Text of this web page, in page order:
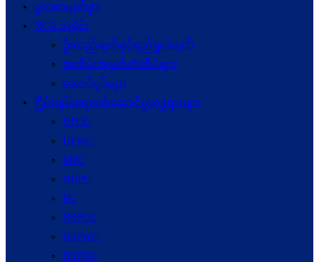
မူလစာမျက်နှာ
NCA သမိုင်း
ဦးတည်ချက်နှင့်ရည်ရွယ်ချက်
အထိမ်းအမှတ်တံဆိပ်များ
ဆောင်ပုဒ်များ
ငြိမ်းချမ်းရေးဖော်‌ဆောင်မှုယန္တရားများ
UPCC
UPWC
MPC
NRPC
PC
NSPCC
NSPWC
NSPNC